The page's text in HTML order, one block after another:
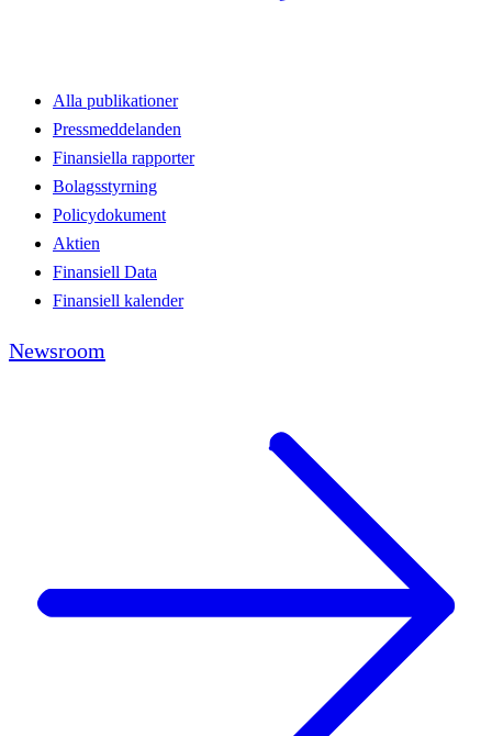
Alla publikationer
Pressmeddelanden
Finansiella rapporter
Bolagsstyrning
Policydokument
Aktien
Finansiell Data
Finansiell kalender
Newsroom